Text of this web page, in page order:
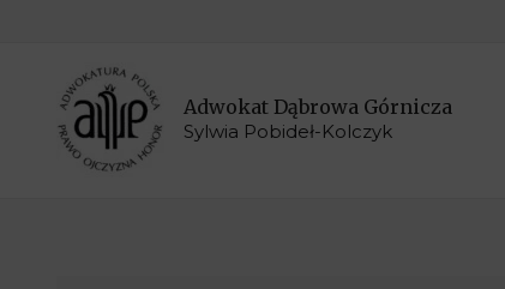
Adwokat Dąbrowa Górnicza
Sylwia Pobideł-Kolczyk